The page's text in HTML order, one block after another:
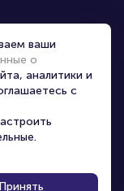
42-62
ваши
о
аналитики и
с
Принять